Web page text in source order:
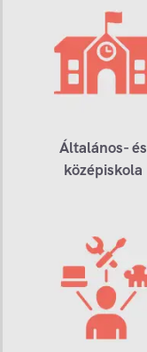
Általános- és
középiskola